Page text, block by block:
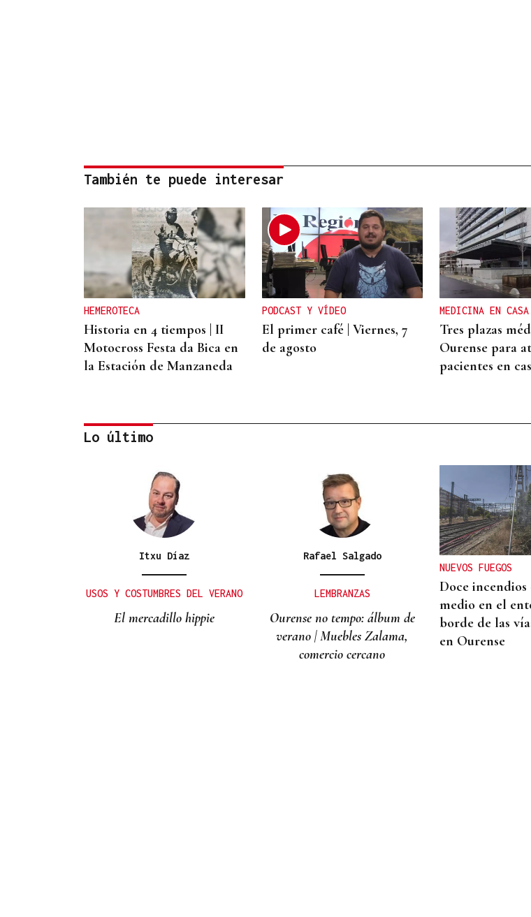
También te puede interesar
HEMEROTECA
Historia en 4 tiempos | II
Motocross Festa da Bica en
la Estación de Manzaneda
PODCAST Y VÍDEO
El primer café | Viernes, 7
de agosto
MEDICINA EN CASA
Tres plazas
Ourense para
pacientes en
AUTO JUDICIAL
La Justicia frena un
proyecto eólico en la
provincia de Ourense por
riesgos medioambientales
Lo último
Itxu Díaz
USOS Y COSTUMBRES DEL VERANO
El mercadillo hippie
Rafael Salgado
LEMBRANZAS
Ourense no tempo: álbum de
verano | Muebles Zalama,
comercio cercano
NUEVOS FUEGOS
Doce incendios
medio en el
borde de las
en Ourense